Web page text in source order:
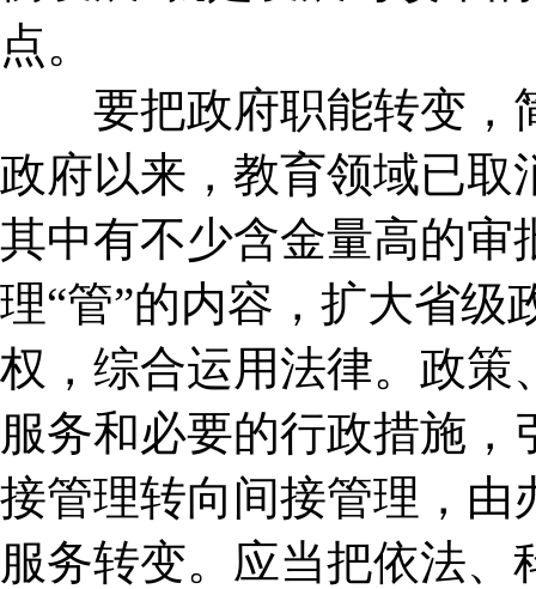
点。
要把政府职能转变，
政府以来，教育领域已取
其中有不少含金量高的审
理“管”的内容，扩大省级
权，综合运用法律。政策
服务和必要的行政措施
接管理转向间接管理，由
服务转变。应当把依法